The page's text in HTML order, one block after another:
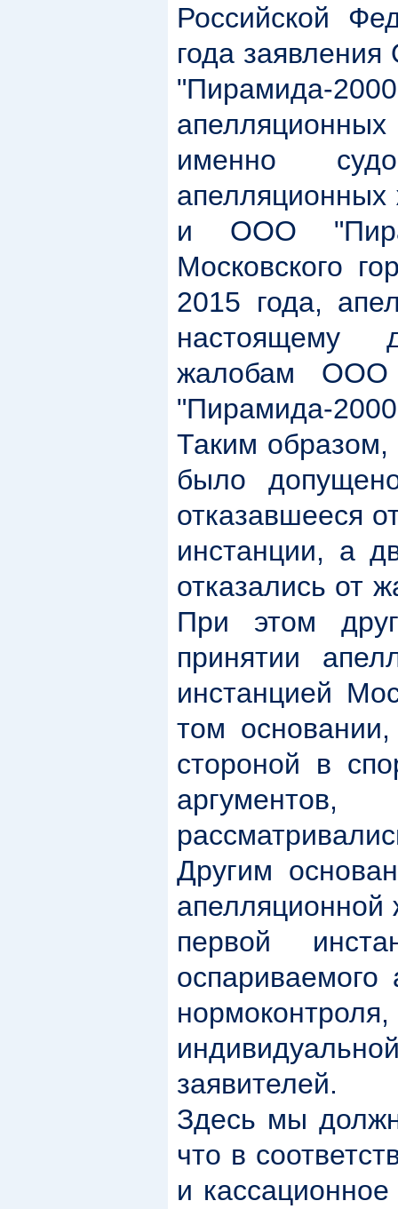
Российской
года
именно
и ООО
Московского
2015 года,
настоящему
жалобам
"Пирамида-
Таким
было
отказавшееся
инстанции, а
отказались от
При этом
принятии
инстанцией
том
стороной в
Другим
апелляционной
первой
оспариваемого
заявителей.
Здесь мы
что в
и